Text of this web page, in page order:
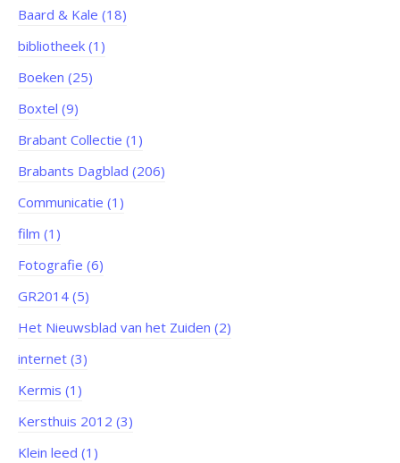
Baard & Kale (18)
bibliotheek (1)
Boeken (25)
Boxtel (9)
Brabant Collectie (1)
Brabants Dagblad (206)
Communicatie (1)
film (1)
Fotografie (6)
GR2014 (5)
Het Nieuwsblad van het Zuiden (2)
internet (3)
Kermis (1)
Kersthuis 2012 (3)
Klein leed (1)